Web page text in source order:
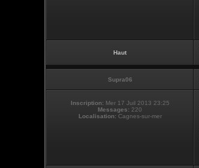
Haut
Supra06
Inscription: Mer 17 Juil 2013 23:25
Messages: 220
Localisation:Cagnes-sur-mer